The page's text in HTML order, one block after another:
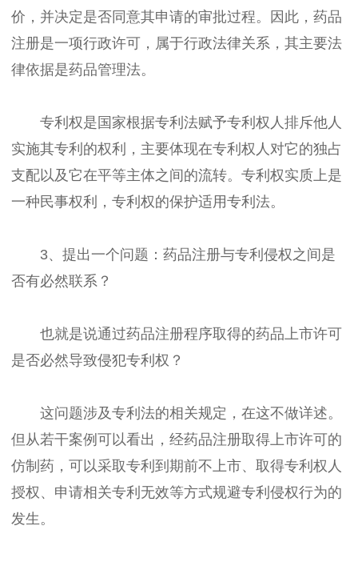
价，并决定是否同意其申请的审批过程。因此，药品
注册是一项行政许可，属于行政法律关系，其主要法
律依据是药品管理法。
专利权是国家根据专利法赋予专利权人排斥他人
实施其专利的权利，主要体现在专利权人对它的独占
支配以及它在平等主体之间的流转。专利权实质上是
一种民事权利，专利权的保护适用专利法。
3、提出一个问题：药品注册与专利侵权之间是
否有必然联系？
也就是说通过药品注册程序取得的药品上市许可
是否必然导致侵犯专利权？
这问题涉及专利法的相关规定，在这不做详述。
但从若干案例可以看出，经药品注册取得上市许可的
仿制药，可以采取专利到期前不上市、取得专利权人
授权、申请相关专利无效等方式规避专利侵权行为的
发生。